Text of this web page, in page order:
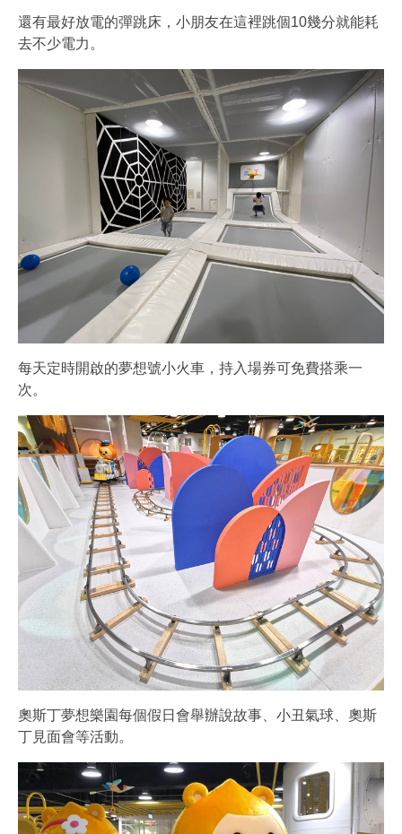
還有最好放電的彈跳床，小朋友在這裡跳個10幾分就能耗
去不少電力。
每天定時開啟的夢想號小火車，持入場券可免費搭乘一
次。
奧斯丁夢想樂園每個假日會舉辦說故事、小丑氣球、奧斯
丁見面會等活動。